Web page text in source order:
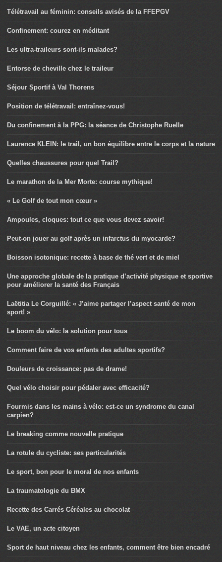
Télétravail au féminin: conseils avisés de la FFEPGV
Confinement: courez en méditant
Les ultra-traileurs sont-ils malades?
Entorse de cheville chez le traileur
Séjour Sportif à Val Thorens
Position de télétravail: entraînez-vous!
Du confinement à la PPG: la séance de Christophe Ruelle
Laurence KLEIN: le trail, un bon équilibre entre le corps et la nature
Quelles chaussures pour quel Trail?
Le marathon de la Mer Morte: course mythique!
« Le Golf de tout mon cœur »
Ampoules, cloques: tout ce que vous devez savoir!
Peut-on jouer au golf après un infarctus du myocarde?
Boisson isotonique: recette à base de thé vert et de miel
Une approche globale de la pratique d’activité physique et sportive
pour améliorer la santé des Français
Laëtitia Le Corguillé: « J’aime partager l’aspect santé de mon
sport! »
Le boom du vélo: la solution pour tous
Comment faire de vos enfants des adultes sportifs?
Douleurs de croissance: pas de drame!
Quel vélo choisir pour pédaler avec efficacité?
Fourmis dans les mains à vélo: est-ce un syndrome du canal
carpien?
Le breaking comme nouvelle pratique
La rotule du cycliste: ses particularités
Le sport, bon pour le moral de nos enfants
La traumatologie du BMX
Recette des Carrés Céréales au chocolat
Le VAE, un acte citoyen
Sport de haut niveau chez les enfants, comment être bien encadré